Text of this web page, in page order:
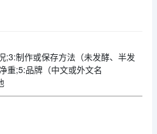
;3:制作或保存方法（未发酵、半发
重;5:品牌（中文或外文名